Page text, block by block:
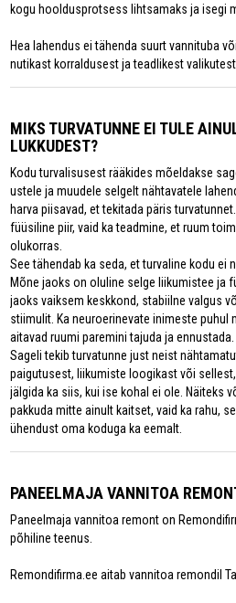
kogu hooldusprotsess lihtsamaks ja isegi
Hea lahendus ei tähenda suurt vannituba
nutikast korraldusest ja teadlikest
MIKS TURVATUNNE EI TULE
LUKKUDEST?
Kodu turvalisusest rääkides mõeldakse
ustele ja muudele selgelt nähtavatele
harva piisavad, et tekitada päris
füüsiline piir, vaid ka teadmine, et ruum
olukorras.
See tähendab ka seda, et turvaline kodu ei
Mõne jaoks on oluline selge liikumistee ja
jaoks vaiksem keskkond, stabiilne valgus
stiimulit. Ka neuroerinevate inimeste puhul
aitavad ruumi paremini tajuda ja ennustada.
Sageli tekib turvatunne just neist
paigutusest, liikumiste loogikast või
jälgida ka siis, kui ise kohal ei ole. Näiteks
pakkuda mitte ainult kaitset, vaid ka rahu,
ühendust oma koduga ka eemalt.
PANEELMAJA VANNITOA
Paneelmaja vannitoa remont on
põhiline teenus.
Remondifirma.ee aitab vannitoa remondil